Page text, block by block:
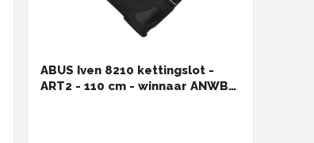
ABUS Iven 8210 kettingslot -
ART2 - 110 cm - winnaar ANWB